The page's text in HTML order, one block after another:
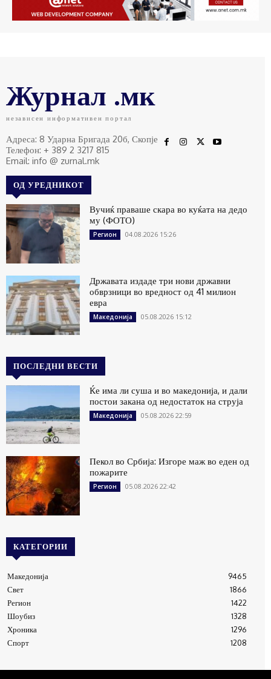
Журнал .мк
независен информативен портал
Адреса: 8 Ударна Бригада 20б, Скопје
Телефон: + 389 2 3217 815
Email: info @ zurnal.mk
ОД УРЕДНИКОТ
Вучиќ праваше скара во куќата на дедо
му (ФОТО)
Регион 04.08.2026 15:26
Државата издаде три нови државни
обврзници во вредност од 41 милион
евра
Македонија 05.08.2026 15:12
ПОСЛЕДНИ ВЕСТИ
Ќе има ли суша и во македонија, и дали
постои закана од недостаток на струја
Македонија 05.08.2026 22:59
Пекол во Србија: Изгоре маж во еден од
пожарите
Регион 05.08.2026 22:42
КАТЕГОРИИ
Македонија
9465
Свет
1866
Регион
1422
Шоубиз
1328
Хроника
1296
Спорт
1208